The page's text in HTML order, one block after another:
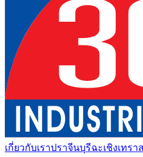
เกี่ยวกับเราปราจีนบุรีฉะเชิงเทรา